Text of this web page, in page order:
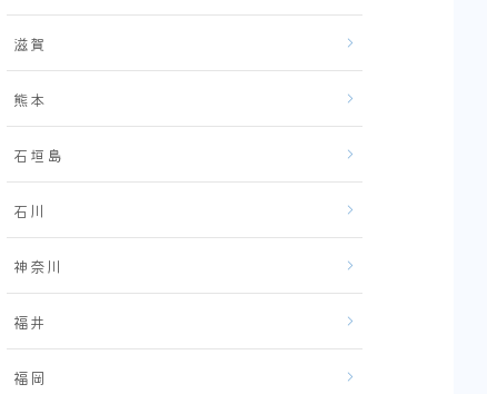
滋賀
熊本
石垣島
石川
神奈川
福井
福岡